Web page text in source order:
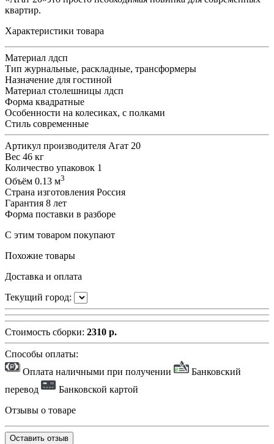
квартир.
Характеристики товара
Материал лдсп
Тип журнальные, раскладные, трансформеры
Назначение для гостиной
Материал столешницы лдсп
Форма квадратные
Особенности на колесиках, с полками
Стиль современные
Артикул производителя Агат 20
Вес 46 кг
Количество упаковок 1
Объём 0.13 м3
Страна изготовления Россия
Гарантия 8 лет
Форма поставки в разборе
С этим товаром покупают
Похожие товары
Доставка и оплата
Текущий город:
Стоимость сборки: 2310 р.
Способы оплаты:
Оплата наличными при получении
Банковский
перевод
Банковской картой
Отзывы о товаре
Оставить отзыв